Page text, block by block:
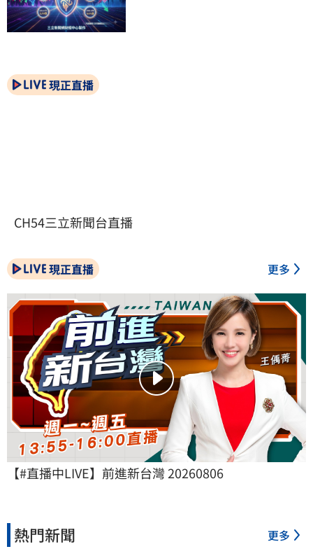
現正直播
CH54三立新聞台直播
現正直播 更多
【#直播中LIVE】前進新台灣 20260806
熱門新聞 更多